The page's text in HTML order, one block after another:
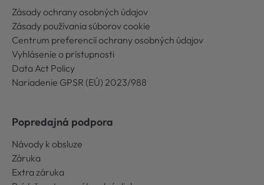
Zásady ochrany osobných údajov
Zásady používania súborov cookie
Centrum preferencií ochrany osobných údajov
Vyhlásenie o prístupnosti
Data Act Policy
Nariadenie GPSR (EÚ) 2023/988
Popredajná podpora
Návody k obsluze
Záruka
Extra záruka